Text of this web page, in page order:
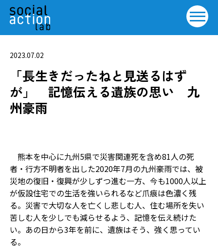
2023.07.02
「長生きだったねと見送るはず
が」 記憶伝える遺族の思い 九
州豪雨
熊本を中心に九州5県で災害関連死を含め81人の死
者・行方不明者を出した2020年7月の九州豪雨では、被
災地の復旧・復興が少しずつ進む一方、今も1000人以上
が仮設住宅での生活を強いられるなど爪痕は色濃く残
る。災害で大切な人を亡くし悲しむ人、住む場所を失い
苦しむ人を少しでも減らせるよう、記憶を伝え続けた
い。あの日から3年を前に、遺族はそう、強く思ってい
る。